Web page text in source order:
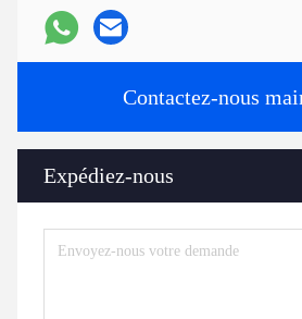
Contactez-nous
Expédiez-nous